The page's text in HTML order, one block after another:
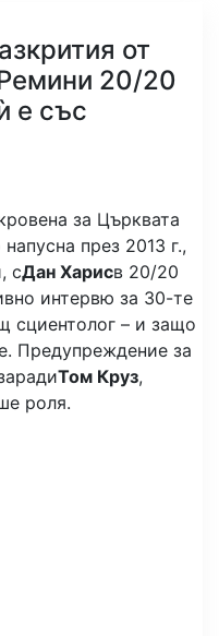
от
20/20
е със
за Църквата
през 2013 г.,
сДан Харисв 20/20
интервю за 30-те
сциентолог – и защо
Предупреждение за
Том Круз,
роля.